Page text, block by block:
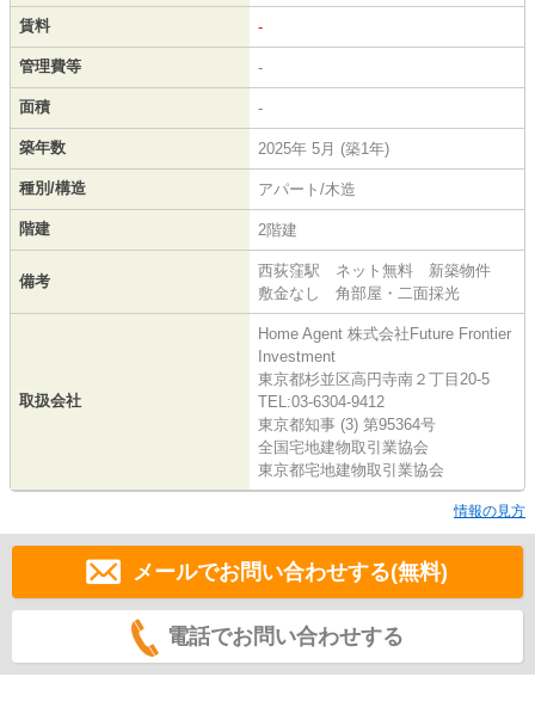
賃料 -
管理費等 -
面積 -
築年数 2025年 5月 (築1年)
種別/構造 アパート/木造
階建 2階建
備考
西荻窪駅 ネット無料 新築物件
敷金なし 角部屋・二面採光
取扱会社
Home Agent 株式会社Future Frontier
Investment
東京都杉並区高円寺南２丁目20-5
TEL:03-6304-9412
東京都知事 (3) 第95364号
全国宅地建物取引業協会
東京都宅地建物取引業協会
情報の見方
メールでお問い合わせする(無料)
電話でお問い合わせする